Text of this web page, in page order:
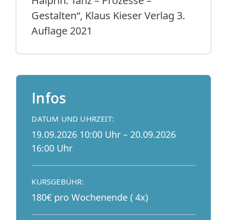
Gestalten“, Klaus Kieser Verlag 3.
Auflage 2021
Infos
DATUM UND UHRZEIT:
19.09.2026 10:00 Uhr – 20.09.2026
16:00 Uhr
KURSGEBÜHR:
180€ pro Wochenende ( 4x)